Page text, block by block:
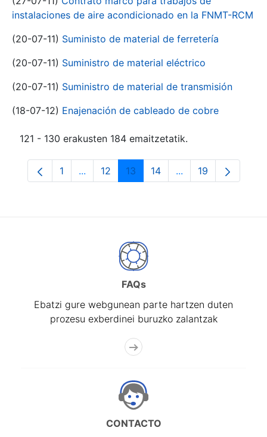
instalaciones de aire acondicionado en la FNMT-RCM
(20-07-11) Suministo de material de ferretería
(20-07-11) Suministro de material eléctrico
(20-07-11) Suministro de material de transmisión
(18-07-12) Enajenación de cableado de cobre
121 - 130 erakusten 184 emaitzetatik.
Orrialdea
1 ...Intermediate Pages Use TAB to navigate.
Orrialdea
12 Orrialdea
13 Orrialdea
14 ...Intermediate
Orrialdea
19
FAQs
Ebatzi gure webgunean parte hartzen duten
prozesu exberdinei buruzko zalantzak
CONTACTO